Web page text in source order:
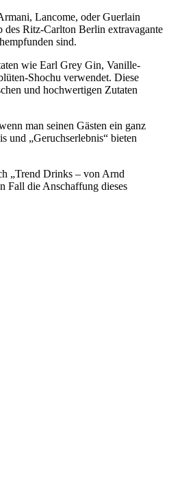
Lancome, oder Guerlain
Ritz-Carlton Berlin extravagante
sind.
wie Earl Grey Gin, Vanille-
Shochu verwendet. Diese
und hochwertigen Zutaten
man seinen Gästen ein ganz
und „Geruchserlebnis“ bieten
„Trend Drinks – von Arnd
Fall die Anschaffung dieses